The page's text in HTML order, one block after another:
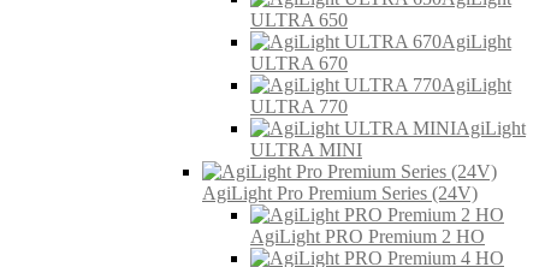
ULTRA 650
AgiLight
ULTRA 670
AgiLight
ULTRA 770
AgiLight
ULTRA MINI
AgiLight Pro Premium Series (24V)
AgiLight PRO Premium 2 HO